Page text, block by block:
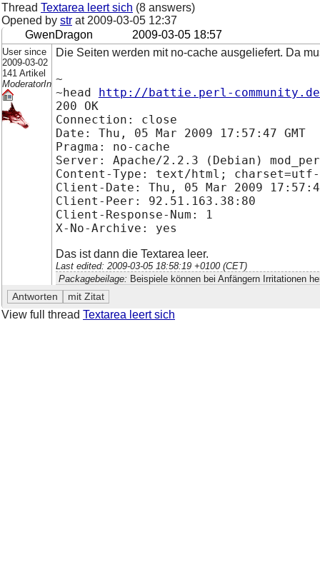
Thread Textarea leert sich (8 answers)
Opened by str at 2009-03-05 12:37
GwenDragon
2009-03-05 18:57
User since
2009-03-02
141 Artikel
ModeratorIn
Die Seiten werden mit no-cache ausgeliefert. Da
~
~head http://battie.perl-
200 OK
Connection: close
Date: Thu, 05 Mar 2009 17:57:47 GMT
Pragma: no-cache
Server: Apache/2.2.3 (Debian)
Content-Type: text/html;
Client-Date: Thu, 05 Mar 2009
Client-Peer: 92.51.163.38:80
Client-Response-Num: 1
X-No-Archive: yes
Das ist dann die Textarea leer.
Last edited: 2009-03-05 18:58:19 +0100 (CET)
Packagebeilage: Beispiele können bei Anfängern Irritationen
View full thread Textarea leert sich